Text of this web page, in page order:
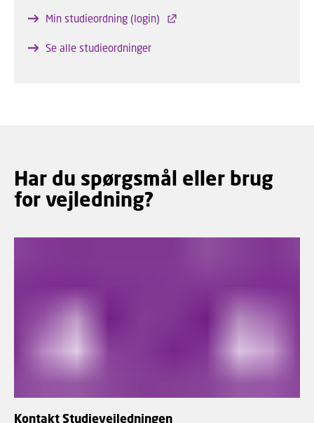
Min studieordning (login)
Se alle studieordninger
Har du spørgsmål eller brug
for vejledning?
Kontakt Studievejledningen